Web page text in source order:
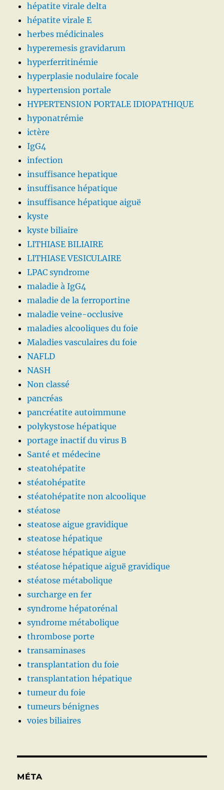
hépatite virale delta
hépatite virale E
herbes médicinales
hyperemesis gravidarum
hyperferritinémie
hyperplasie nodulaire focale
hypertension portale
HYPERTENSION PORTALE IDIOPATHIQUE
hyponatrémie
ictère
IgG4
infection
insuffisance hepatique
insuffisance hépatique
insuffisance hépatique aiguë
kyste
kyste biliaire
LITHIASE BILIAIRE
LITHIASE VESICULAIRE
LPAC syndrome
maladie à IgG4
maladie de la ferroportine
maladie veine-occlusive
maladies alcooliques du foie
Maladies vasculaires du foie
NAFLD
NASH
Non classé
pancréas
pancréatite autoimmune
polykystose hépatique
portage inactif du virus B
Santé et médecine
steatohépatite
stéatohépatite
stéatohépatite non alcoolique
stéatose
steatose aigue gravidique
steatose hépatique
stéatose hépatique aigue
stéatose hépatique aiguë gravidique
stéatose métabolique
surcharge en fer
syndrome hépatorénal
syndrome métabolique
thrombose porte
transaminases
transplantation du foie
transplantation hépatique
tumeur du foie
tumeurs bénignes
voies biliaires
MÉTA